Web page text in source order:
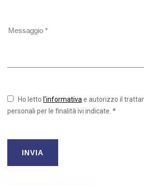
Ho letto l'informativa e autorizzo il
personali per le finalità ivi indicate. *